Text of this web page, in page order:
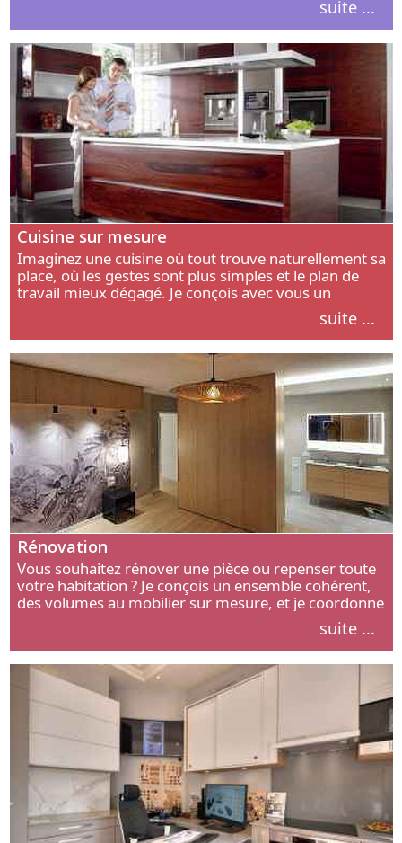
suite ...
Cuisine sur mesure
Imaginez une cuisine où tout trouve naturellement sa
place, où les gestes sont plus simples et le plan de
travail mieux dégagé. Je conçois avec vous un
aménagement adapté à votre manière de cuisiner, de
suite ...
Rénovation
Vous souhaitez rénover une pièce ou repenser toute
votre habitation ? Je conçois un ensemble cohérent,
des volumes au mobilier sur mesure, et je coordonne
suite ...